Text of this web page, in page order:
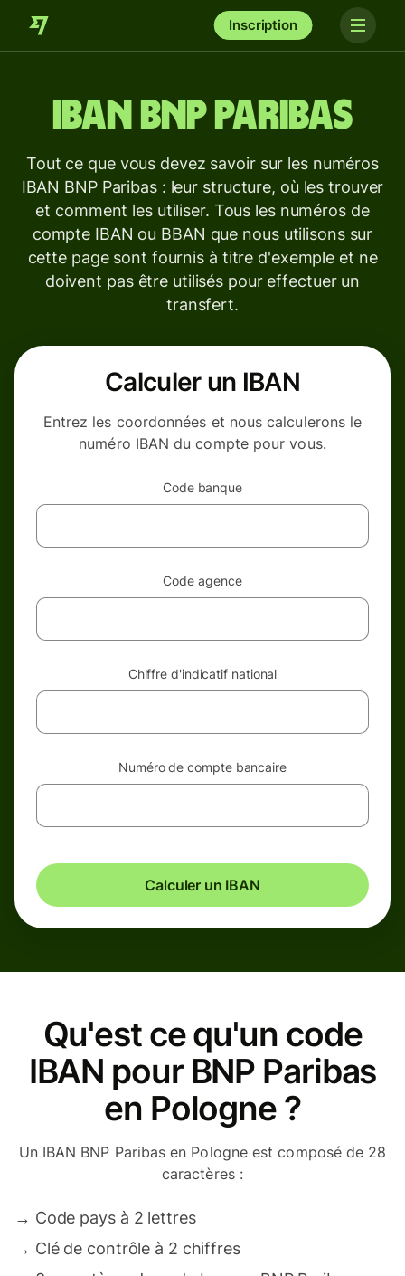
Inscription
IBAN BNP Paribas
Tout ce que vous devez savoir sur les numéros
IBAN BNP Paribas : leur structure, où les trouver
et comment les utiliser. Tous les numéros de
compte IBAN ou BBAN que nous utilisons sur
cette page sont fournis à titre d'exemple et ne
doivent pas être utilisés pour effectuer un
transfert.
Calculer un IBAN
Entrez les coordonnées et nous calculerons le
numéro IBAN du compte pour vous.
Code banque
Code agence
Chiffre d'indicatif national
Numéro de compte bancaire
Calculer un IBAN
Qu'est ce qu'un code
IBAN pour BNP Paribas
en Pologne ?
Un IBAN BNP Paribas en Pologne est composé de 28
caractères :
→ Code pays à 2 lettres
→ Clé de contrôle à 2 chiffres